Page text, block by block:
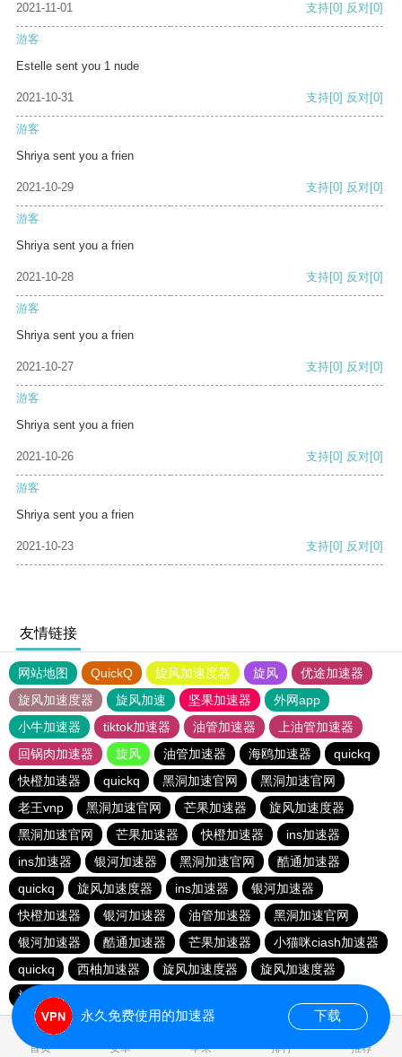
2021-11-01 支持[0] 反对[0]
游客
Estelle sent you 1 nude
2021-10-31 支持[0] 反对[0]
游客
Shriya sent you a frien
2021-10-29 支持[0] 反对[0]
游客
Shriya sent you a frien
2021-10-28 支持[0] 反对[0]
游客
Shriya sent you a frien
2021-10-27 支持[0] 反对[0]
游客
Shriya sent you a frien
2021-10-26 支持[0] 反对[0]
游客
Shriya sent you a frien
2021-10-23 支持[0] 反对[0]
友情链接
网站地图 QuickQ 旋风加速度器 旋风
优途加速器
旋风加速度器
旋风加速 坚果加速器
外网app
小牛加速器
tiktok加速器 油管加速器
上油管加速器
回锅肉加速器
旋风 油管加速器 海鸥加速器
quickq
快橙加速器
quickq 黑洞加速官网
黑洞加速官网
老王vnp
黑洞加速官网 芒果加速器
旋风加速度器
黑洞加速官网
芒果加速器 快橙加速器
ins加速器
ins加速器
银河加速器 黑洞加速官网
酷通加速器
quickq
旋风加速度器 ins加速器
银河加速器
快橙加速器
银河加速器 油管加速器
黑洞加速官网
银河加速器
酷通加速器 芒果加速器
小猫咪ciash加速器
quickq
西柚加速器 旋风加速度器
旋风加速度器
旋风加速度器
首页 安卓 苹果 排行 推荐
永久免费使用的加速器 下载
0.150893s